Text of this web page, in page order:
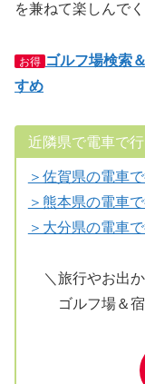
を兼ねて楽しんでく
お得 ゴルフ場検索
すめ
近隣県で電車で
＞佐賀県の電車
＞熊本県の電車
＞大分県の電車
＼旅行やお出
ゴルフ場＆